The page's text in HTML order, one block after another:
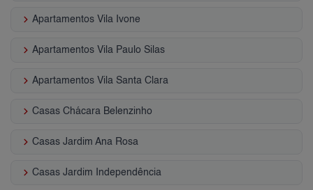
keyboard_arrow_right Apartamentos Vila Ivone
keyboard_arrow_right Apartamentos Vila Paulo Silas
keyboard_arrow_right Apartamentos Vila Santa Clara
keyboard_arrow_right Casas Chácara Belenzinho
keyboard_arrow_right Casas Jardim Ana Rosa
keyboard_arrow_right Casas Jardim Independência